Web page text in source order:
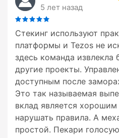
5 лет назад
Стекинг используют
платформы и Tezos не
здесь команда извлекла
другие проекты.
доступным после
Это так называемая
вклад является
нарушать правила. А
простой. Пекари